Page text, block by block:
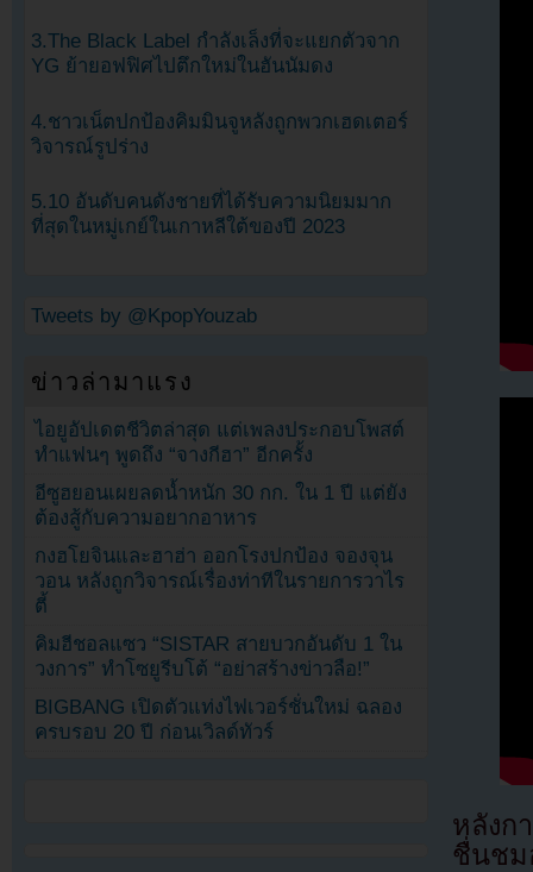
หลังก
ชื่นชม
3.The Black Label กำลังเล็งที่จะแยกตัวจาก
YG ย้ายอฟฟิศไปตึกใหม่ในฮันนัมดง
4.ชาวเน็ตปกป้องคิมมินจูหลังถูกพวกเฮดเตอร์
วิจารณ์รูปร่าง
5.10 อันดับคนดังชายที่ได้รับความนิยมมาก
ที่สุดในหมู่เกย์ในเกาหลีใต้ของปี 2023
Tweets by @KpopYouzab
ข่าวล่ามาแรง
ไอยูอัปเดตชีวิตล่าสุด แต่เพลงประกอบโพสต์
ทำแฟนๆ พูดถึง “จางกีฮา” อีกครั้ง
อีซูฮยอนเผยลดน้ำหนัก 30 กก. ใน 1 ปี แต่ยัง
ต้องสู้กับความอยากอาหาร
กงฮโยจินและฮาฮ่า ออกโรงปกป้อง จองจุน
วอน หลังถูกวิจารณ์เรื่องท่าทีในรายการวาไร
ตี้
คิมฮีชอลแซว “SISTAR สายบวกอันดับ 1 ใน
วงการ” ทำโซยูรีบโต้ “อย่าสร้างข่าวลือ!”
BIGBANG เปิดตัวแท่งไฟเวอร์ชั่นใหม่ ฉลอง
ครบรอบ 20 ปี ก่อนเวิลด์ทัวร์